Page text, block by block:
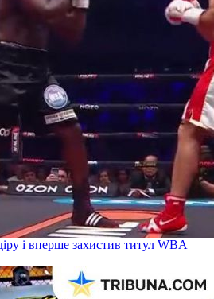
і вперше захистив титул WBA